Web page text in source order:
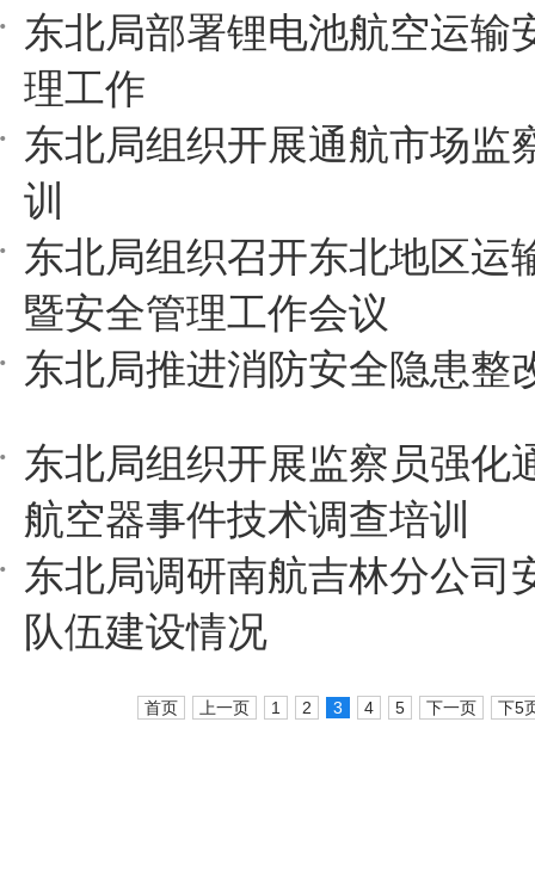
东北局部署锂电池航空运输
理工作
东北局组织开展通航市场监
训
东北局组织召开东北地区运
暨安全管理工作会议
东北局推进消防安全隐患整
东北局组织开展监察员强化
航空器事件技术调查培训
东北局调研南航吉林分公司
队伍建设情况
首页 上一页 1 2 3 4 5 下一页 下5